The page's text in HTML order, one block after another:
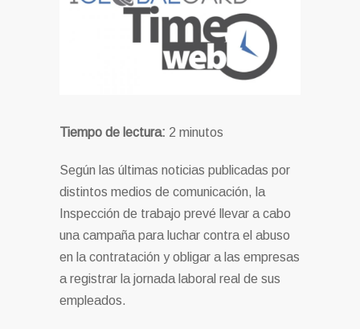
Tiempo de lectura: 2 minutos
Según las últimas noticias publicadas por
distintos medios de comunicación, la
Inspección de trabajo prevé llevar a cabo
una campaña para luchar contra el abuso
en la contratación y obligar a las empresas
a registrar la jornada laboral real de sus
empleados.